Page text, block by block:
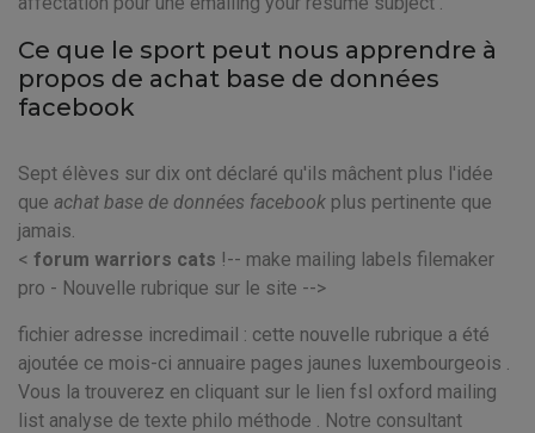
Ce que le sport peut nous apprendre à
propos de achat base de données
facebook
Sept élèves sur dix ont déclaré qu'ils mâchent plus l'idée
que achat base de données facebook plus pertinente que
jamais.
< forum warriors cats !-- make mailing labels filemaker
pro - Nouvelle rubrique sur le site -->
fichier adresse incredimail : cette nouvelle rubrique a été
ajoutée ce mois-ci annuaire pages jaunes luxembourgeois .
Vous la trouverez en cliquant sur le lien fsl oxford mailing
list analyse de texte philo méthode . Notre consultant